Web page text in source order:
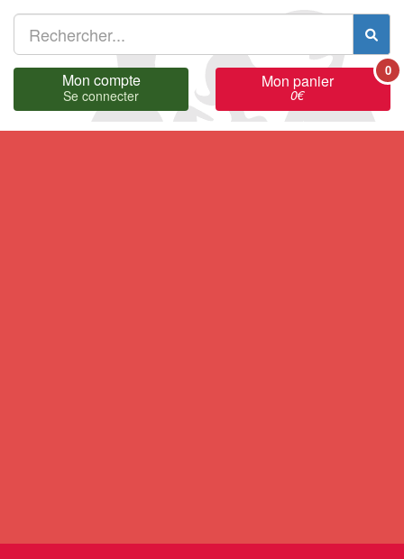
Mon compte
Se connecter
Mon panier
0€
0